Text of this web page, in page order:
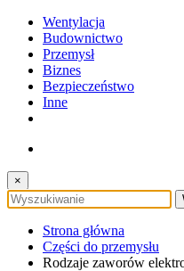
Wentylacja
Budownictwo
Przemysł
Biznes
Bezpieczeństwo
Inne
×
Strona główna
Części do przemysłu
Rodzaje zaworów